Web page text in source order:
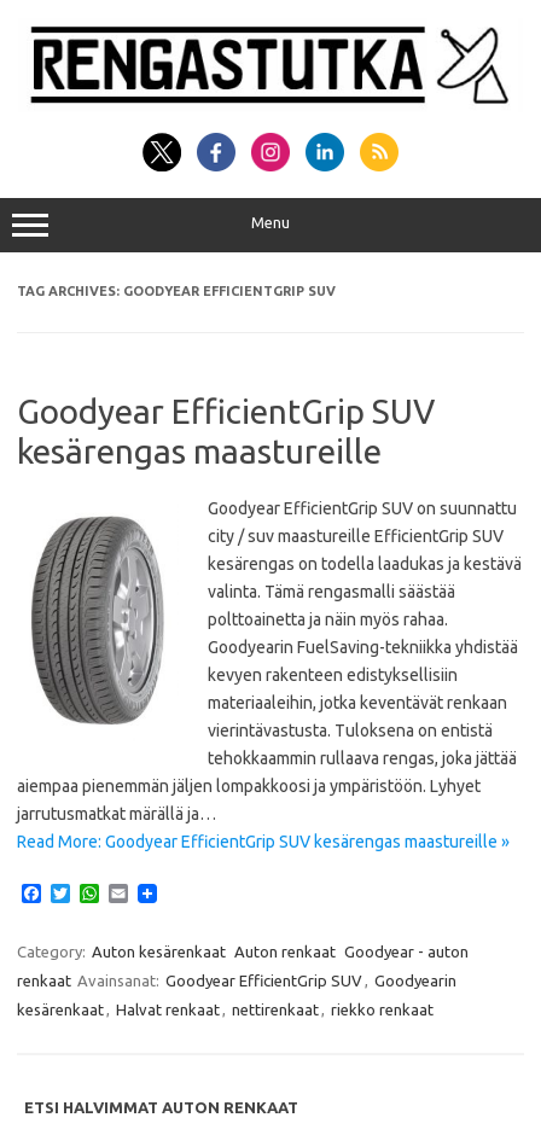
content
Menu
TAG ARCHIVES: GOODYEAR EFFICIENTGRIP SUV
Goodyear EfficientGrip SUV
kesärengas maastureille
Goodyear EfficientGrip SUV on suunnattu
city / suv maastureille EfficientGrip SUV
kesärengas on todella laadukas ja kestävä
valinta. Tämä rengasmalli säästää
polttoainetta ja näin myös rahaa.
Goodyearin FuelSaving-tekniikka yhdistää
kevyen rakenteen edistyksellisiin
materiaaleihin, jotka keventävät renkaan
vierintävastusta. Tuloksena on entistä
tehokkaammin rullaava rengas, joka jättää
aiempaa pienemmän jäljen lompakkoosi ja ympäristöön. Lyhyet
jarrutusmatkat märällä ja…
Read More: Goodyear EfficientGrip SUV kesärengas maastureille »
e
b
o
o
T
t
e
r
W
t
s
A
p
E
i
Category: Auton kesärenkaat Auton renkaat Goodyear - auton
renkaat Avainsanat: Goodyear EfficientGrip SUV
Goodyearin
kesärenkaat
Halvat renkaat nettirenkaat riekko renkaat
ETSI HALVIMMAT AUTON RENKAAT